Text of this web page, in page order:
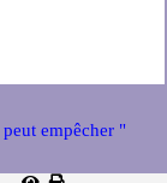
empêcher "